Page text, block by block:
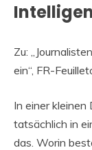
Zu:
ein“, FR-
In einer
tatsächlich in
das. Worin